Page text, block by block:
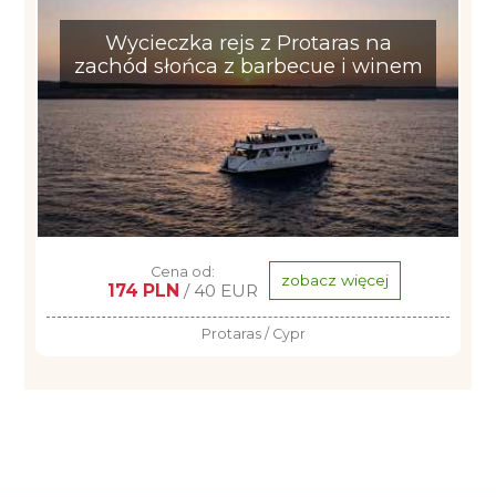
Wycieczka rejs z Protaras na
zachód słońca z barbecue i winem
Cena od:
174 PLN / 40 EUR zobacz więcej
Protaras / Cypr